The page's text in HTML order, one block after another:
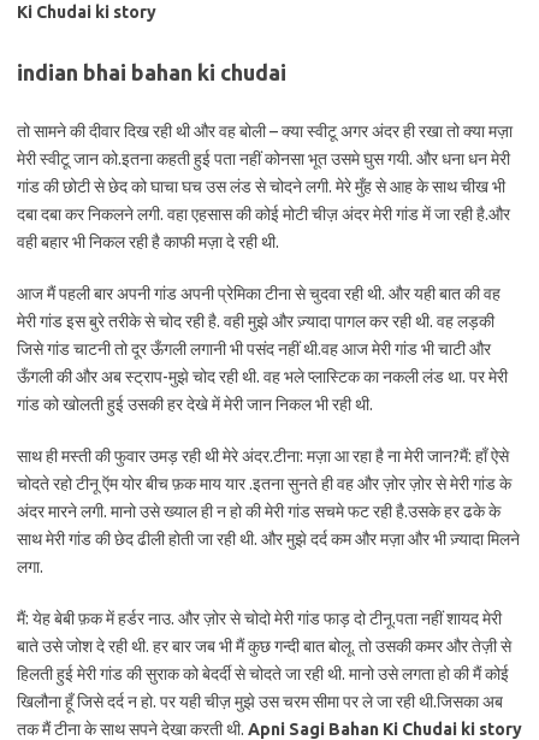
Ki Chudai ki story
indian bhai bahan ki chudai
तो सामने की दीवार दिख रही थी और वह बोली – क्या स्वीटू अगर अंदर ही रखा तो क्या मज़ा
मेरी स्वीटू जान को.इतना कहती हुई पता नहीं कोनसा भूत उसमे घुस गयी. और धना धन मेरी
गांड की छोटी से छेद को घाचा घच उस लंड से चोदने लगी. मेरे मुँह से आह के साथ चीख भी
दबा दबा कर निकलने लगी. वहा एहसास की कोई मोटी चीज़ अंदर मेरी गांड में जा रही है.और
वही बहार भी निकल रही है काफी मज़ा दे रही थी.
आज मैं पहली बार अपनी गांड अपनी प्रेमिका टीना से चुदवा रही थी. और यही बात की वह
मेरी गांड इस बुरे तरीके से चोद रही है. वही मुझे और ज़्यादा पागल कर रही थी. वह लड़की
जिसे गांड चाटनी तो दूर ऊँगली लगानी भी पसंद नहीं थी.वह आज मेरी गांड भी चाटी और
ऊँगली की और अब स्ट्राप-मुझे चोद रही थी. वह भले प्लास्टिक का नकली लंड था. पर मेरी
गांड को खोलती हुई उसकी हर देखे में मेरी जान निकल भी रही थी.
साथ ही मस्ती की फुवार उमड़ रही थी मेरे अंदर.टीना: मज़ा आ रहा है ना मेरी जान?मैं: हाँ ऐसे
चोदते रहो टीनू ऍम योर बीच फ़क माय यार .इतना सुनते ही वह और ज़ोर ज़ोर से मेरी गांड के
अंदर मारने लगी. मानो उसे ख्याल ही न हो की मेरी गांड सचमे फट रही है.उसके हर ढके के
साथ मेरी गांड की छेद ढीली होती जा रही थी. और मुझे दर्द कम और मज़ा और भी ज़्यादा मिलने
लगा.
मैं: येह बेबी फ़क में हर्डर नाउ. और ज़ोर से चोदो मेरी गांड फाड़ दो टीनू.पता नहीं शायद मेरी
बाते उसे जोश दे रही थी. हर बार जब भी मैं कुछ गन्दी बात बोलू. तो उसकी कमर और तेज़ी से
हिलती हुई मेरी गांड की सुराक को बेदर्दी से चोदते जा रही थी. मानो उसे लगता हो की मैं कोई
खिलौना हूँ जिसे दर्द न हो. पर यही चीज़ मुझे उस चरम सीमा पर ले जा रही थी.जिसका अब
तक मैं टीना के साथ सपने देखा करती थी. Apni Sagi Bahan Ki Chudai ki story